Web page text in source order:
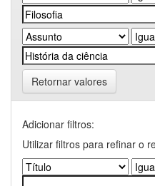
Retornar valores
Adicionar filtros:
Utilizar filtros para refinar o